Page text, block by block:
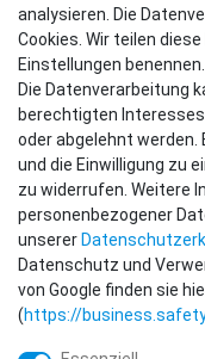
analysieren. Die
Cookies. Wir teilen
Einstellungen benennen.
Die Datenverarbeitung
berechtigten
oder abgelehnt
und die Einwilligung zu
zu widerrufen. Weitere
personenbezogener
unserer
Datenschutz und
von Google finden sie
(https://